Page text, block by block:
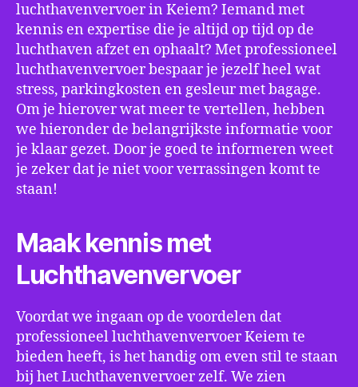
luchthavenvervoer in Keiem? Iemand met
kennis en expertise die je altijd op tijd op de
luchthaven afzet en ophaalt? Met professioneel
luchthavenvervoer bespaar je jezelf heel wat
stress, parkingkosten en gesleur met bagage.
Om je hierover wat meer te vertellen, hebben
we hieronder de belangrijkste informatie voor
je klaar gezet. Door je goed te informeren weet
je zeker dat je niet voor verrassingen komt te
staan!
Maak kennis met
Luchthavenvervoer
Voordat we ingaan op de voordelen dat
professioneel luchthavenvervoer Keiem te
bieden heeft, is het handig om even stil te staan
bij het Luchthavenvervoer zelf. We zien